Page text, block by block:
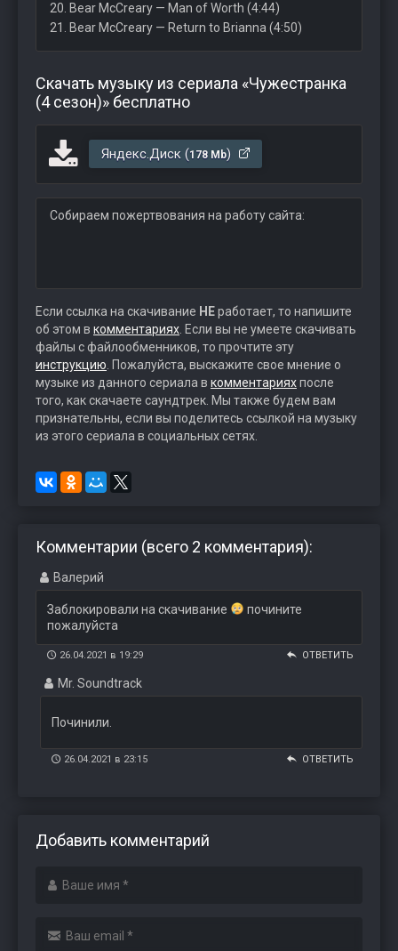
20. Bear McCreary — Man of Worth (4:44)
21. Bear McCreary — Return to Brianna (4:50)
Скачать музыку из сериала «Чужестранка
(4 сезон)» бесплатно
Яндекс.Диск (178 Mb)
Собираем пожертвования на работу сайта:
Если ссылка на скачивание НЕработает, то напишите
об этом в комментариях . Если вы не умеете скачивать
файлы с файлообменников, то прочтите эту
инструкцию . Пожалуйста, выскажите свое мнение о
музыке из данного сериала в комментарияхпосле
того, как скачаете саундтрек. Мы также будем вам
признательны, если вы поделитесь ссылкой на музыку
из этого сериала в социальных сетях.
Комментарии (всего 2 комментария):
Валерий
Заблокировали на скачивание
почините
пожалуйста
26.04.2021 в 19:29 ОТВЕТИТЬ
Mr. Soundtrack
Починили.
26.04.2021 в 23:15 ОТВЕТИТЬ
Добавить комментарий